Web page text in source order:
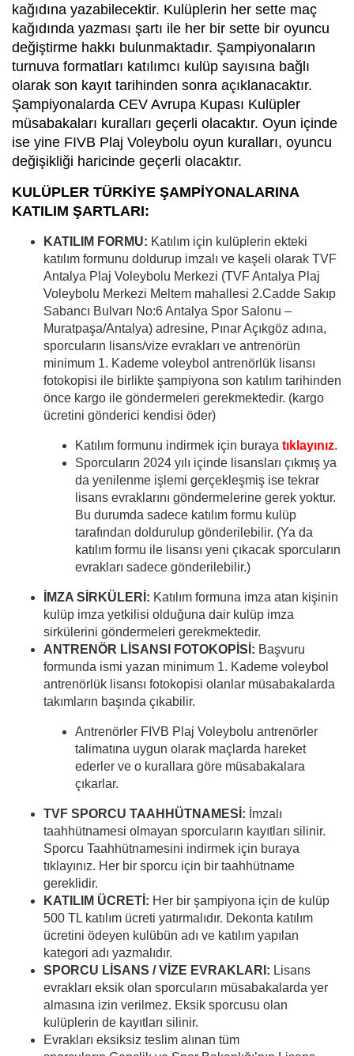
kağıdına yazabilecektir. Kulüplerin her sette maç
kağıdında yazması şartı ile her bir sette bir oyuncu
değiştirme hakkı bulunmaktadır. Şampiyonaların
turnuva formatları katılımcı kulüp sayısına bağlı
olarak son kayıt tarihinden sonra açıklanacaktır.
Şampiyonalarda CEV Avrupa Kupası Kulüpler
müsabakaları kuralları geçerli olacaktır. Oyun içinde
ise yine FIVB Plaj Voleybolu oyun kuralları, oyuncu
değişikliği haricinde geçerli olacaktır.
KULÜPLER TÜRKİYE ŞAMPİYONALARINA
KATILIM ŞARTLARI:
KATILIM FORMU: Katılım için kulüplerin ekteki
katılım formunu doldurup imzalı ve kaşeli olarak TVF
Antalya Plaj Voleybolu Merkezi (TVF Antalya Plaj
Voleybolu Merkezi Meltem mahallesi 2.Cadde Sakıp
Sabancı Bulvarı No:6 Antalya Spor Salonu –
Muratpaşa/Antalya) adresine, Pınar Açıkgöz adına,
sporcuların lisans/vize evrakları ve antrenörün
minimum 1. Kademe voleybol antrenörlük lisansı
fotokopisi ile birlikte şampiyona son katılım tarihinden
önce kargo ile göndermeleri gerekmektedir. (kargo
ücretini gönderici kendisi öder)
Katılım formunu indirmek için buraya tıklayınız.
Sporcuların 2024 yılı içinde lisansları çıkmış ya
da yenilenme işlemi gerçekleşmiş ise tekrar
lisans evraklarını göndermelerine gerek yoktur.
Bu durumda sadece katılım formu kulüp
tarafından doldurulup gönderilebilir. (Ya da
katılım formu ile lisansı yeni çıkacak sporcuların
evrakları sadece gönderilebilir.)
İMZA SİRKÜLERİ: Katılım formuna imza atan kişinin
kulüp imza yetkilisi olduğuna dair kulüp imza
sirkülerini göndermeleri gerekmektedir.
ANTRENÖR LİSANSI FOTOKOPİSİ: Başvuru
formunda ismi yazan minimum 1. Kademe voleybol
antrenörlük lisansı fotokopisi olanlar müsabakalarda
takımların başında çıkabilir.
Antrenörler FIVB Plaj Voleybolu antrenörler
talimatına uygun olarak maçlarda hareket
ederler ve o kurallara göre müsabakalara
çıkarlar.
TVF SPORCU TAAHHÜTNAMESİ: İmzalı
taahhütnamesi olmayan sporcuların kayıtları silinir.
Sporcu Taahhütnamesini indirmek için buraya
tıklayınız. Her bir sporcu için bir taahhütname
gereklidir.
KATILIM ÜCRETİ: Her bir şampiyona için de kulüp
500 TL katılım ücreti yatırmalıdır. Dekonta katılım
ücretini ödeyen kulübün adı ve katılım yapılan
kategori adı yazmalıdır.
SPORCU LİSANS / VİZE EVRAKLARI: Lisans
evrakları eksik olan sporcuların müsabakalarda yer
almasına izin verilmez. Eksik sporcusu olan
kulüplerin de kayıtları silinir.
Evrakları eksiksiz teslim alınan tüm